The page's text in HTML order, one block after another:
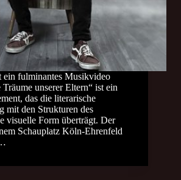
ein fulminantes Musikvideo
unserer Eltern“ ist ein
das die literarische
mit den Strukturen des
visuelle Form überträgt. Der
Schauplatz Köln-Ehrenfeld